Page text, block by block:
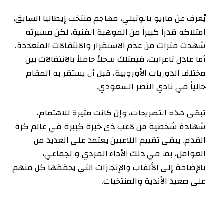
يُعرف عن ماريو بالوتيلي، مهاجم منتخب إيطاليا السابق،
امتلاكه قدراً كبيراً من الموهبة الفنية، لكن مسيرته
شهدت فترات من عدم الاستقرار والانتقالات المتعددة.
أما عادل تاعرابت، فيمتلك سجلاً حافلاً بالانتقالات بين
مختلف الدوريات الأوروبية، قبل أن يستقر به المقام
حالياً في نادي النصر السعودي.
تبقى هذه التصريحات، وإن كانت مثيرة للاهتمام،
شهادة شخصية من لاعب ذي خبرة كبيرة في عالم كرة
القدم. يبقى تقييم اللاعبين يعتمد على العديد من
العوامل، بما في ذلك الأداء الفردي والجماعي،
بالإضافة إلى الألقاب والإنجازات التي يحققها كل منهم
على صعيد الأندية والمنتخبات.